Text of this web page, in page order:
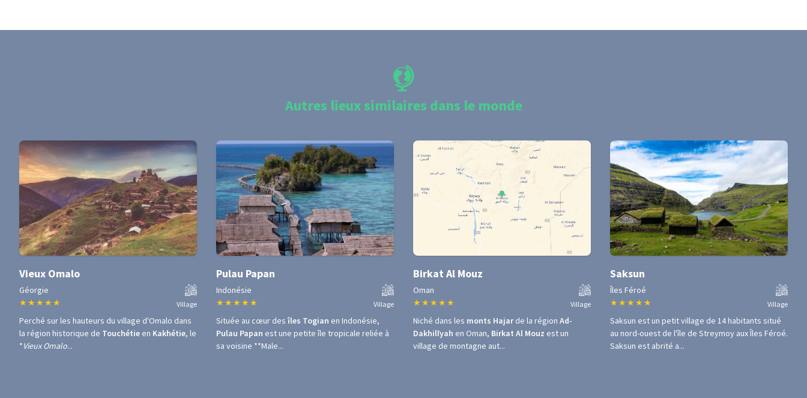
Autres lieux similaires dans le monde
Vieux Omalo
Géorgie
★ ★ ★ ★ ★ Village
Perché sur les hauteurs du village d'Omalo dans
la région historique de Touchétie en Kakhétie, le
*Vieux Omalo...
Pulau Papan
Indonésie
★ ★ ★ ★ ★ Village
Située au cœur desîles Togian en Indonésie,
Pulau Papan est une petite île tropicale reliée à
sa voisine **Male...
Birkat Al Mouz
Oman
★ ★ ★ ★ ★ Village
Niché dans les monts Hajarde la région Ad-
Dakhilīyah en Oman, Birkat Al Mouz est un
village de montagne aut...
Saksun
Îles Féroé
★ ★ ★ ★ ★ Village
Saksun est un petit village de 14 habitants situé
au nord-ouest de l'île de Streymoy aux Îles Féroé.
Saksun est abrité a...